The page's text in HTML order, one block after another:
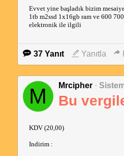
Evvet yine başladık bizim
1tb m2ssd 1x16gb ram ve 600
elektronik ile ilgili
37 Yanıt Yanıtla
M Mrcipher ·
Bu
KDV (20,00)
Indirim :